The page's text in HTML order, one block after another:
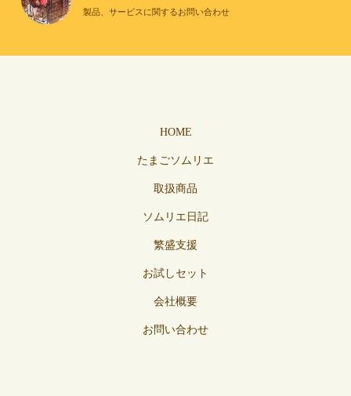
製品、サービスに関するお問い合わせ
HOME
たまごソムリエ
取扱商品
ソムリエ日記
繁盛支援
お試しセット
会社概要
お問い合わせ